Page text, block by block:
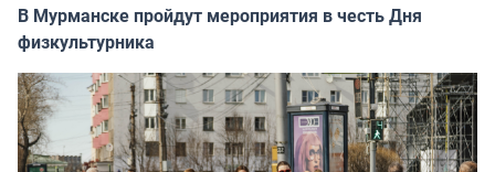
В Мурманске пройдут мероприятия в честь Дня
физкультурника